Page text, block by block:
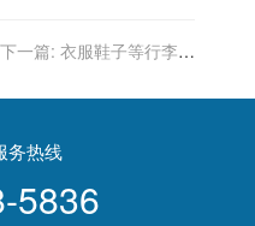
下一篇: 衣服鞋子等行李邮
务热线
5836